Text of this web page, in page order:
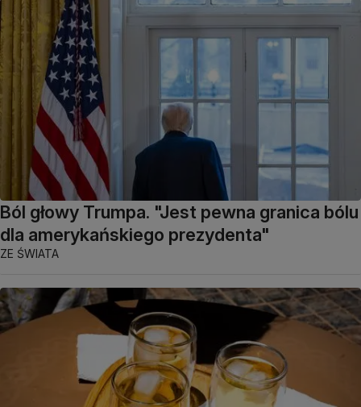
Ból głowy Trumpa. "Jest pewna granica bólu
dla amerykańskiego prezydenta"
ZE ŚWIATA